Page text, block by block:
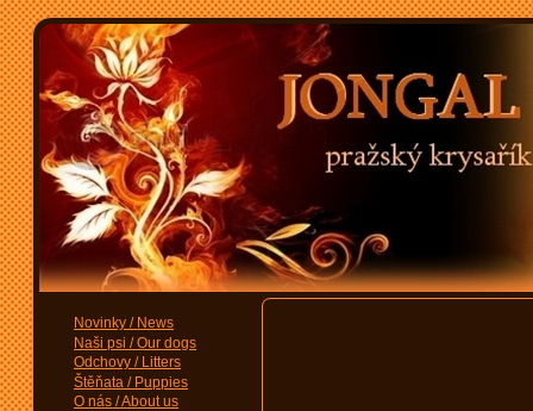
Novinky / News
Naši psi / Our dogs
Odchovy / Litters
Štěňata / Puppies
O nás / About us